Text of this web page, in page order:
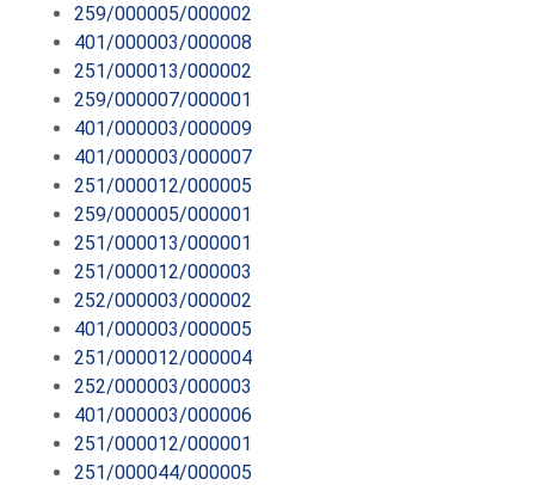
259/000005/000002
401/000003/000008
251/000013/000002
259/000007/000001
401/000003/000009
401/000003/000007
251/000012/000005
259/000005/000001
251/000013/000001
251/000012/000003
252/000003/000002
401/000003/000005
251/000012/000004
252/000003/000003
401/000003/000006
251/000012/000001
251/000044/000005